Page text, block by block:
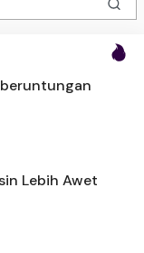
Lebih Awet